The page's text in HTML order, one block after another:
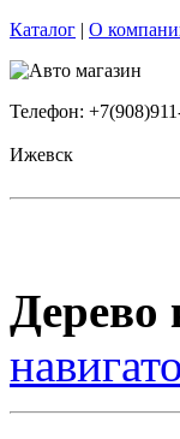
Каталог | О
Телефон:
Ижевск
Дерево